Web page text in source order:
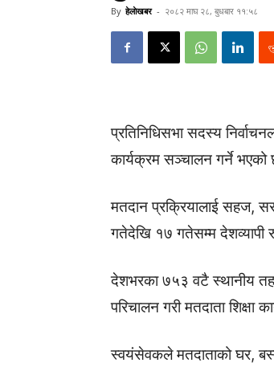
By हेलाेखबर - २०८२ माघ २८, बुधबार ११:५८
प्रतिनिधिसभा सदस्य
कार्यक्रम सञ्चालन गर्ने भएको
मतदान प्रक्रियालाई सहज,
गतेदेखि १७ गतेसम्म देशव्यापी
देशभरका ७५३ वटै स्थानीय
परिचालन गरी मतदाता शिक्षा
स्वयंसेवकले मतदाताको घर,